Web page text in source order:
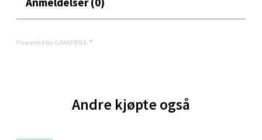
Powered by GAMIFIERA.®
Andre kjøpte også
Bergen - Thon Senter Sartor
Sartorvegen 12, 5353 Straume